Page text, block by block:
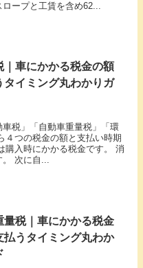
ープと工賃を含め62...
｜車にかかる税金の額
タイミング丸わかりガ
税」「自動車重量税」「環
４つの税金の額と支払い時期
購入時にかかる税金です。 消
。 次に自...
量税｜車にかかる税金
払うタイミング丸わか